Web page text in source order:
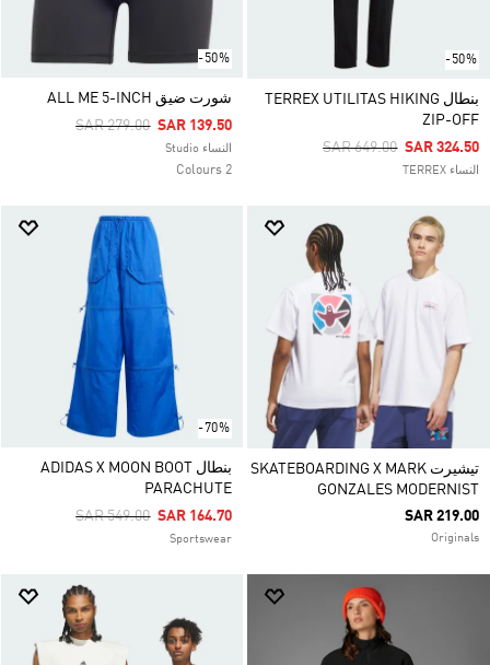
-50%
بنطال TERREX UTILITAS HIKING
ZIP-OFF
Price Reduced From
SAR 649.00ToSAR 324.50
النساء TERREX
-50%
شورت ضيق ALL ME 5-INCH
Price Reduced From
SAR 279.00ToSAR 139.50
النساء Studio
2 Colours
تيشيرت SKATEBOARDING X MARK
GONZALES MODERNIST
SAR 219.00
Originals
-70%
بنطال ADIDAS X MOON BOOT
PARACHUTE
Price Reduced From
SAR 549.00ToSAR 164.70
Sportswear